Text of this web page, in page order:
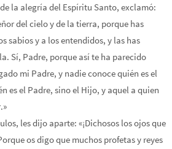
la alegría del Espíritu Santo, exclamó:
del cielo y de la tierra, porque has
sabios y a los entendidos, y las has
Sí, Padre, porque así te ha parecido
mi Padre, y nadie conoce quién es el
es el Padre, sino el Hijo, y aquel a quien
les dijo aparte: «¡Dichosos los ojos que
os digo que muchos profetas y reyes